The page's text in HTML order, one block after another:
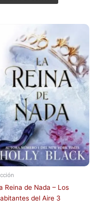
Reina de Nada – Los
del Aire 3